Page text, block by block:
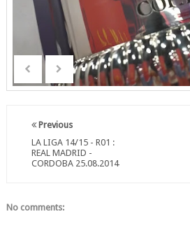
Previous
LA LIGA 14/15 - R01 :
REAL MADRID -
CORDOBA 25.08.2014
No comments: